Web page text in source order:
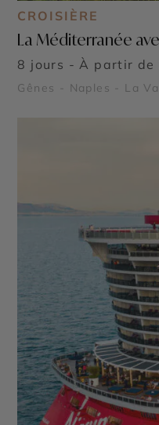
CROISIÈRE
La Méditerranée
8 jours - À partir de
Gênes - Naples - La